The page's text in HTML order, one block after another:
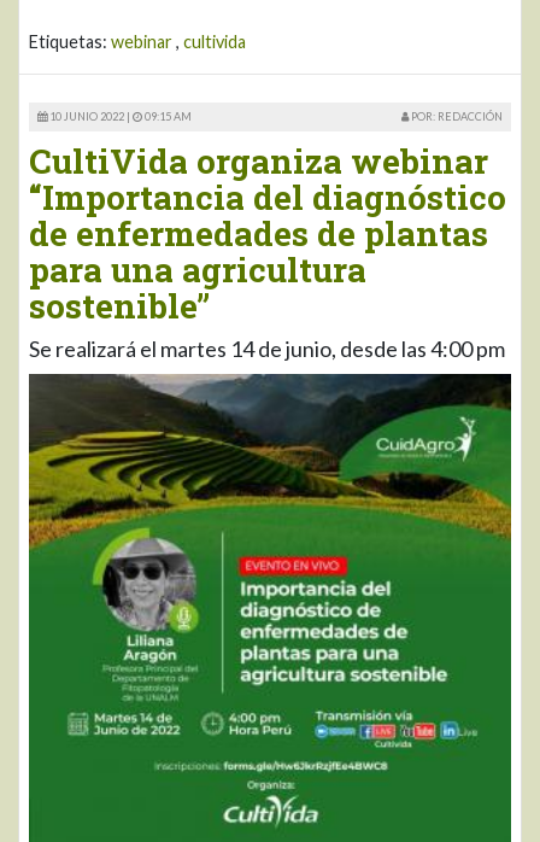
Etiquetas: webinar, cultivida
10 JUNIO 2022 | 09:15 AM POR: REDACCIÓN
CultiVida organiza webinar
“Importancia del diagnóstico
de enfermedades de plantas
para una agricultura
sostenible”
Se realizará el martes 14 de junio, desde las 4:00 pm